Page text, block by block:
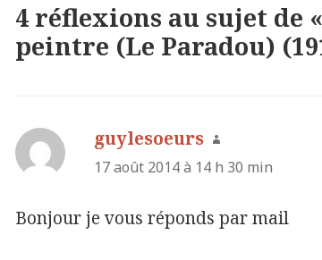
4 réflexions au sujet de
peintre (Le Paradou)
guylesoeurs dit :
17 août 2014 à 14 h 30 min
Bonjour je vous réponds par mail